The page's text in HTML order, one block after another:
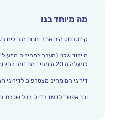
מה מיוחד בנו
קידסבסט הינו אתר וחנות מובילים
הייחוד שלנו (מעבר למחירים
למעלה מ 20 מומחים מתחומי החינוך והתפתחות הילד מדרגים אצלנו כל הזמן את עולם הילדים.
דירוגי המומחים מצטרפים לדירוגי
וכך אפשר לדעת בדיוק בכל שכבת